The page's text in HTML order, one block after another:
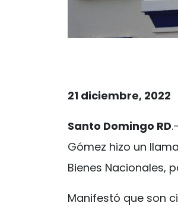
21 diciembre, 2022
Santo Domingo RD
Gómez hizo un
Bienes Nacionales,
Manifestó que son